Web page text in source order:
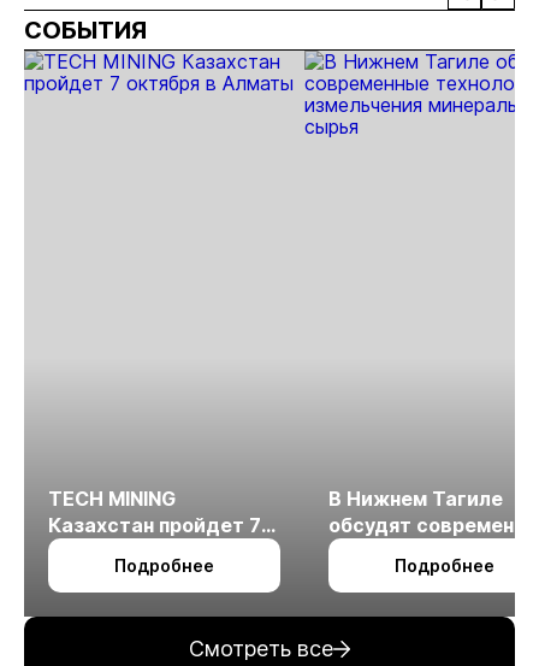
СОБЫТИЯ
TECH MINING
Казахстан пройдет 7
октября в Алматы
Подробнее
В Нижнем Тагиле
обсудят
технологии
измельчения
Подробнее
Смотреть все